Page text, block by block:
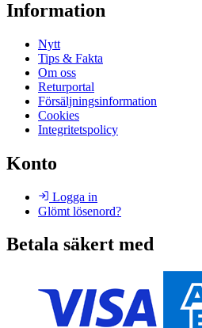
Information
Nytt
Tips & Fakta
Om oss
Returportal
Försäljningsinformation
Cookies
Integritetspolicy
Konto
Logga in
Glömt lösenord?
Betala säkert med